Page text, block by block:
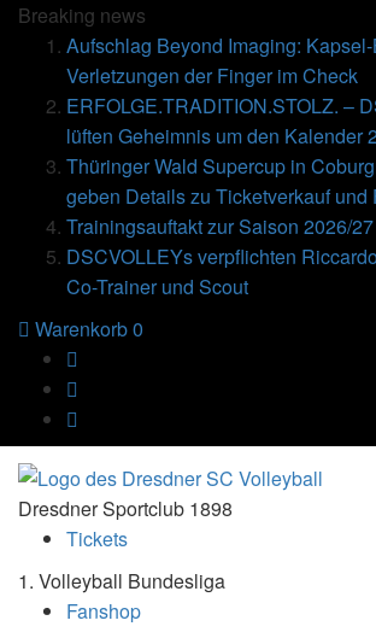
Breaking news
Aufschlag Beyond Imaging:
Verletzungen der Finger im Check
ERFOLGE.TRADITION.STOLZ. –
lüften Geheimnis um den Kalender
Thüringer Wald Supercup in
geben Details zu Ticketverkauf und
Trainingsauftakt zur Saison 2026/27
DSCVOLLEYs verpflichten
Co-Trainer und Scout
Warenkorb0
Dresdner Sportclub 1898
Tickets
1. Volleyball Bundesliga
Fanshop